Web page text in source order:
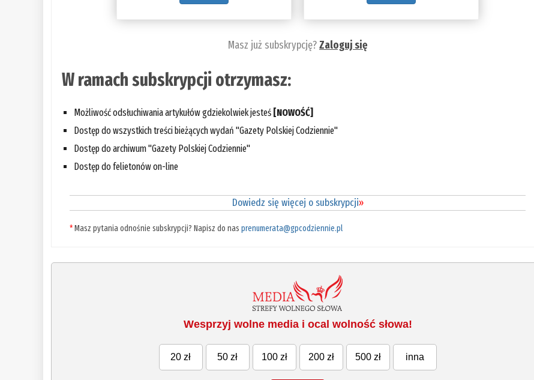
Masz już subskrypcję?Zaloguj się
W ramach subskrypcji otrzymasz:
Możliwość odsłuchiwania artykułów gdziekolwiek jesteś [NOWOŚĆ]
Dostęp do wszystkich treści bieżących wydań "Gazety Polskiej Codziennie"
Dostęp do archiwum "Gazety Polskiej Codziennie"
Dostęp do felietonów on-line
Dowiedz się więcej o subskrypcji»
*Masz pytania odnośnie subskrypcji? Napisz do nasprenumerata@gpcodziennie.pl
Wesprzyj wolne media i ocal wolność słowa!
20 zł 50 zł 100 zł 200 zł 500 zł inna